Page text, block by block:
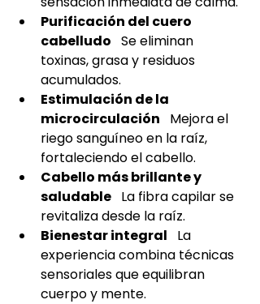
Purificación del cuero
cabelludo Se eliminan
toxinas, grasa y residuos
acumulados.
Estimulación de la
microcirculación Mejora el
riego sanguíneo en la raíz,
fortaleciendo el cabello.
Cabello más brillante y
saludable La fibra capilar se
revitaliza desde la raíz.
Bienestar integral La
experiencia combina técnicas
sensoriales que equilibran
cuerpo y mente.